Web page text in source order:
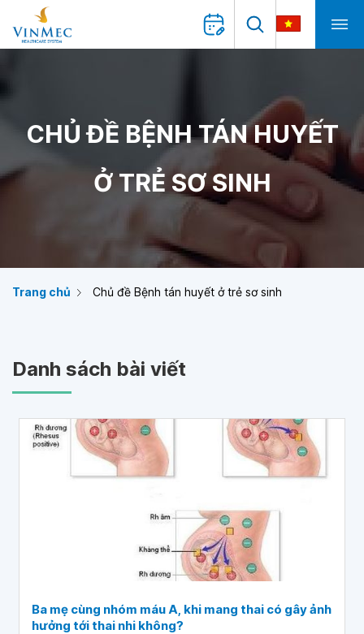
CHỦ ĐỀ BỆNH TÁN HUYẾT
Ở TRẺ SƠ SINH
Trang chủ Chủ đề Bệnh tán huyết ở trẻ sơ sinh
Danh sách bài viết
Ba mẹ cùng nhóm máu A, khi mang thai có gây ảnh
hưởng tới thai nhi không?